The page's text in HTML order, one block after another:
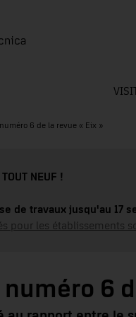
6 de la revue « Eix »
NEUF !
de travaux jusqu'au 17
pour les établissements
6